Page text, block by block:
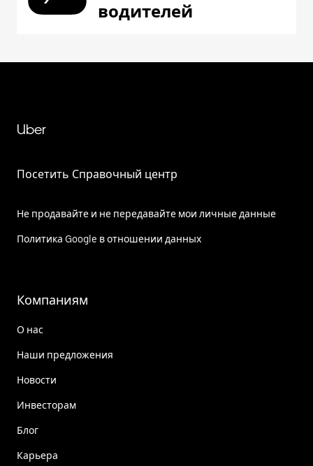
водителей
Uber
Посетить Справочный центр
Не продавайте и не передавайте мои личные данные
Политика Google в отношении данных
Компаниям
О нас
Наши предложения
Новости
Инвесторам
Блог
Карьера